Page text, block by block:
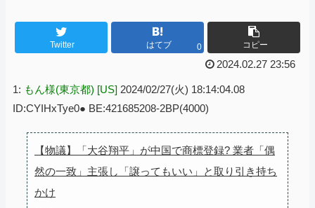
Twitter はてブ 0 コピー
2024.02.27 23:56
1: もん様(東京都) [US] 2024/02/27(火) 18:14:04.08
ID:CYIHxTye0● BE:421685208-2BP(4000)
【物議】「大谷翔平」が中国で商標登録? 業者「偶
然の一致」主張し「譲ってもいい」と取り引き持ち
かけ